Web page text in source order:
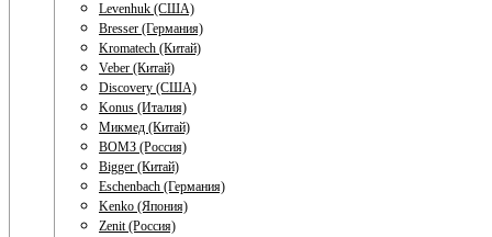
Levenhuk (США)
Bresser (Германия)
Kromatech (Китай)
Veber (Китай)
Discovery (США)
Konus (Италия)
Микмед (Китай)
ВОМЗ (Россия)
Bigger (Китай)
Eschenbach (Германия)
Kenko (Япония)
Zenit (Россия)